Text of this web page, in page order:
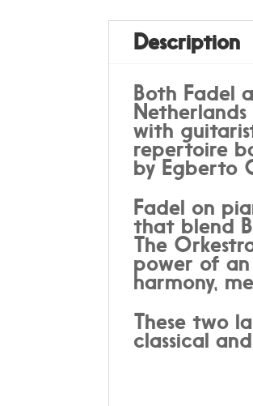
Description
Both Fadel
with
repertoire
by Egberto
Fadel on
that blend
The
power of
harmony,
These two
classical